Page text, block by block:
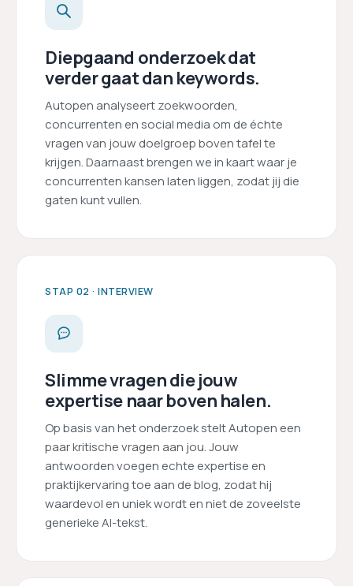
Diepgaand onderzoek dat
verder gaat dan keywords.
Autopen analyseert zoekwoorden,
concurrenten en social media om de échte
vragen van jouw doelgroep boven tafel te
krijgen. Daarnaast brengen we in kaart waar je
concurrenten kansen laten liggen, zodat jij die
gaten kunt vullen.
STAP 02 · INTERVIEW
Slimme vragen die jouw
expertise naar boven halen.
Op basis van het onderzoek stelt Autopen een
paar kritische vragen aan jou. Jouw
antwoorden voegen echte expertise en
praktijkervaring toe aan de blog, zodat hij
waardevol en uniek wordt en niet de zoveelste
generieke AI-tekst.